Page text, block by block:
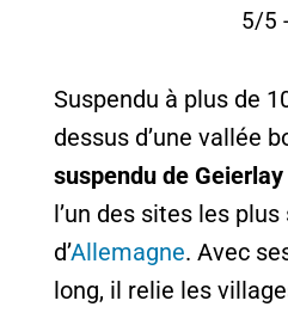
5/5
Suspendu à plus de
dessus d’une vallée
suspendu de Geierlay
l’un des sites les
d’Allemagne. Avec
long, il relie les